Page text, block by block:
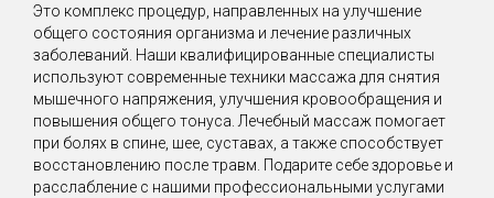
Это комплекс процедур, направленных на улучшение
общего состояния организма и лечение различных
заболеваний. Наши квалифицированные специалисты
используют современные техники массажа для снятия
мышечного напряжения, улучшения кровообращения и
повышения общего тонуса. Лечебный массаж помогает
при болях в спине, шее, суставах, а также способствует
восстановлению после травм. Подарите себе здоровье и
расслабление с нашими профессиональными услугами